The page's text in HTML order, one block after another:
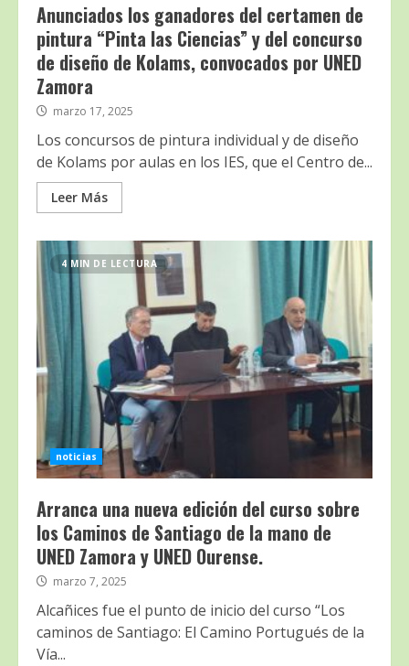
Anunciados los ganadores del certamen de
pintura “Pinta las Ciencias” y del concurso
de diseño de Kolams, convocados por UNED
Zamora
marzo 17, 2025
Los concursos de pintura individual y de diseño
de Kolams por aulas en los IES, que el Centro de...
Leer Más
4 MIN DE LECTURA
noticias
Arranca una nueva edición del curso sobre
los Caminos de Santiago de la mano de
UNED Zamora y UNED Ourense.
marzo 7, 2025
Alcañices fue el punto de inicio del curso “Los
caminos de Santiago: El Camino Portugués de la
Vía...